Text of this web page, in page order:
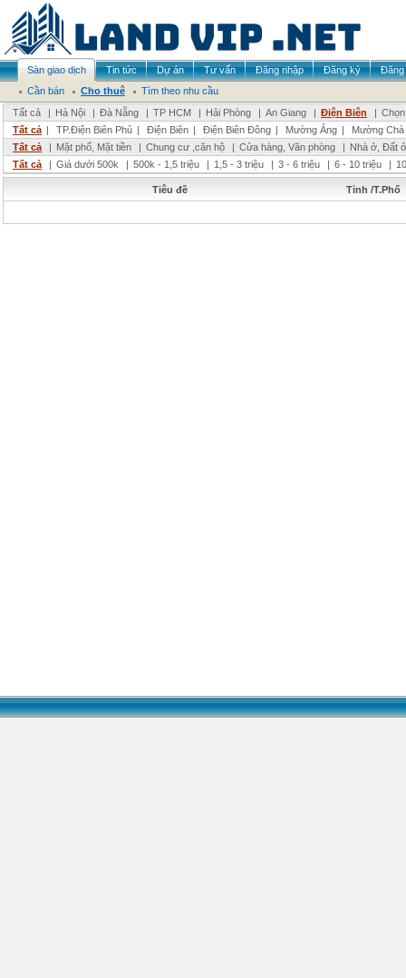
Sàn giao dịch Tin tức Dự án Tư vấn Đăng nhập Đăng ký
Đăng
Cần bán
Cho thuê
Tìm theo nhu cầu
Tất cả
| Hà Nội | Đà Nẵng | TP HCM | Hải Phòng | An Giang | Điện Biên |
Tất cả | TP.Điện Biên Phủ | Điện Biên | Điện Biên Đông | Mường Ảng |
Mường Chà
Tất cả
| Mặt phố, Mặt tiền | Chung cư ,căn hộ | Cửa hàng, Văn phòng | Nhà ở, Đất ở
Tất cả
| Giá dưới 500k | 500k - 1,5 triệu | 1,5 - 3 triệu | 3 - 6 triệu | 6 - 10 triệu |
Tiêu đề Tỉnh /T.Phố